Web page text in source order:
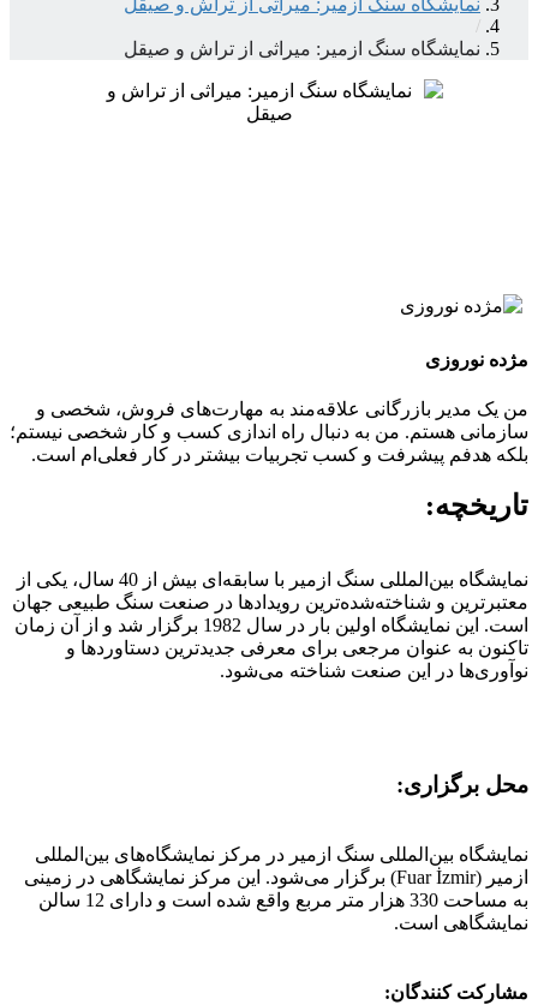
نمایشگاه سنگ ازمیر: میراثی از تراش و صیقل
/
نمایشگاه سنگ ازمیر: میراثی از تراش و صیقل
مژده نوروزی
من یک مدیر بازرگانی علاقه‌مند به مهارت‌های فروش، شخصی و
سازمانی هستم. من به دنبال راه اندازی کسب و کار شخصی نیستم؛
بلکه هدفم پیشرفت و کسب تجربیات بیشتر در کار فعلی‌ام است.
تاریخچه:
نمایشگاه بین‌المللی سنگ ازمیر با سابقه‌ای بیش از 40 سال، یکی از
معتبرترین و شناخته‌شده‌ترین رویدادها در صنعت سنگ طبیعی جهان
است. این نمایشگاه اولین بار در سال 1982 برگزار شد و از آن زمان
تاکنون به عنوان مرجعی برای معرفی جدیدترین دستاوردها و
نوآوری‌ها در این صنعت شناخته می‌شود.
محل برگزاری:
نمایشگاه بین‌المللی سنگ ازمیر در مرکز نمایشگاه‌های بین‌المللی
ازمیر (Fuar İzmir) برگزار می‌شود. این مرکز نمایشگاهی در زمینی
به مساحت 330 هزار متر مربع واقع شده است و دارای 12 سالن
نمایشگاهی است.
مشارکت کنندگان: